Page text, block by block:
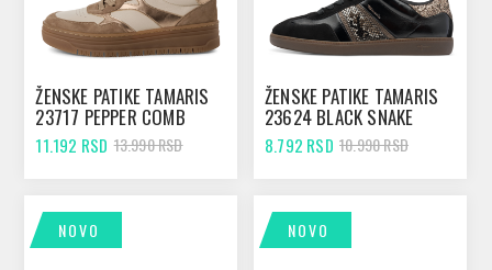
ŽENSKE PATIKE TAMARIS
23717 PEPPER COMB
11.192 RSD 13.990 RSD
ŽENSKE PATIKE TAMARIS
23624 BLACK SNAKE
8.792 RSD 10.990 RSD
NOVO NOVO